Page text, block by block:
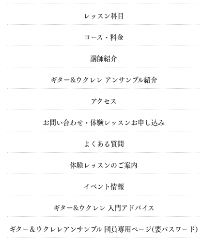
レッスン科目
コース・料金
講師紹介
ギター&ウクレレ アンサンブル紹介
アクセス
お問い合わせ・体験レッスンお申し込み
よくある質問
体験レッスンのご案内
イベント情報
ギター&ウクレレ 入門アドバイス
ギター＆ウクレレアンサンブル 団員専用ぺージ(要パスワード)